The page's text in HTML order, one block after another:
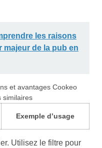
les raisons
majeur de la pub en
et avantages Cookeo
similaires
Exemple d’usage
Utilisez le filtre pour